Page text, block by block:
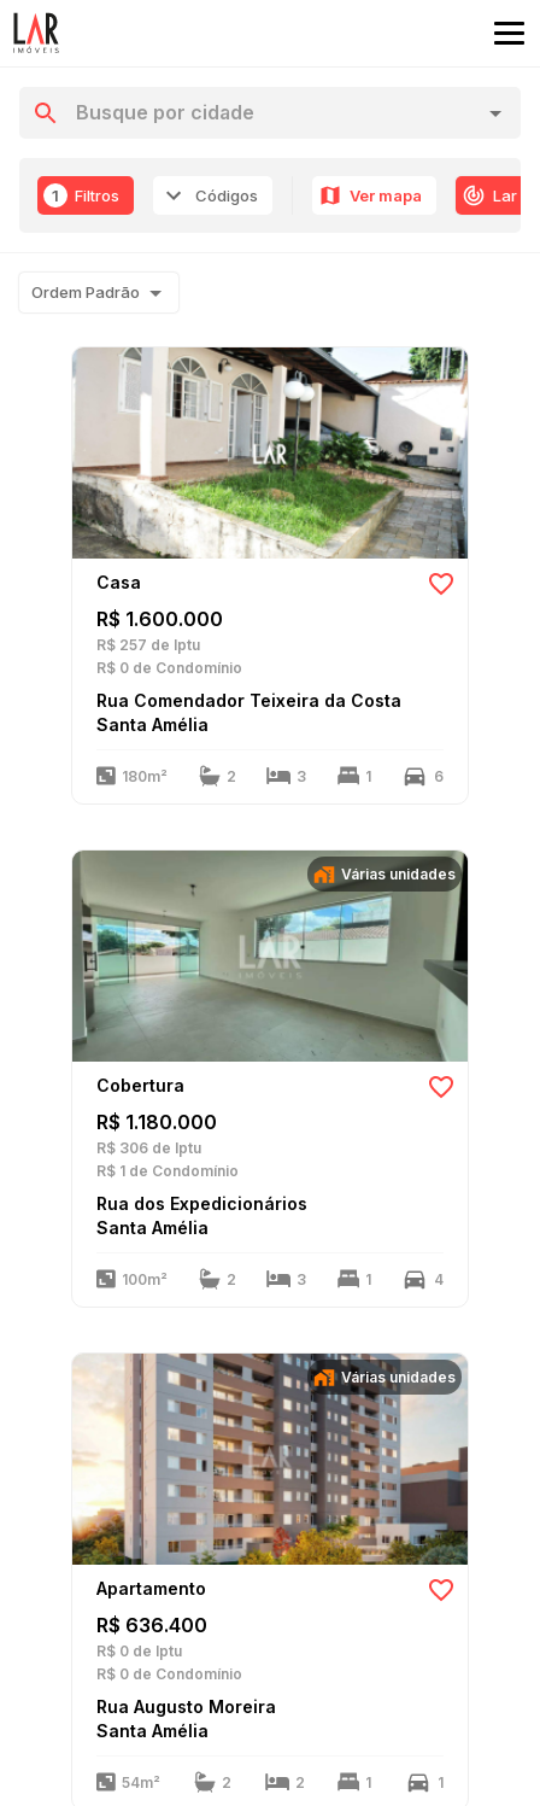
1 Filtros Códigos Ver mapa Lar
Ordem Padrão
Casa
R$ 1.600.000
R$ 257 de Iptu
R$ 0 de Condomínio
Rua Comendador Teixeira da Costa
Santa Amélia
180m² 2 3 1 6
Várias unidades
Cobertura
R$ 1.180.000
R$ 306 de Iptu
R$ 1 de Condomínio
Rua dos Expedicionários
Santa Amélia
100m² 2 3 1 4
Várias unidades
Apartamento
R$ 636.400
R$ 0 de Iptu
R$ 0 de Condomínio
Rua Augusto Moreira
Santa Amélia
54m² 2 2 1 1